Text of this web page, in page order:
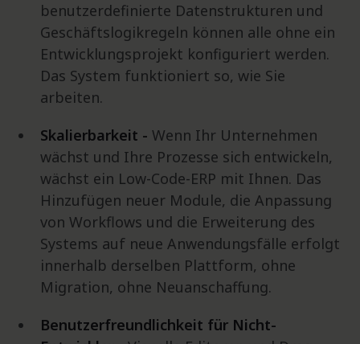
benutzerdefinierte Datenstrukturen und
Geschäftslogikregeln können alle ohne ein
Entwicklungsprojekt konfiguriert werden.
Das System funktioniert so, wie Sie
arbeiten.
Skalierbarkeit - Wenn Ihr Unternehmen
wächst und Ihre Prozesse sich entwickeln,
wächst ein Low-Code-ERP mit Ihnen. Das
Hinzufügen neuer Module, die Anpassung
von Workflows und die Erweiterung des
Systems auf neue Anwendungsfälle erfolgt
innerhalb derselben Plattform, ohne
Migration, ohne Neuanschaffung.
Benutzerfreundlichkeit für Nicht-